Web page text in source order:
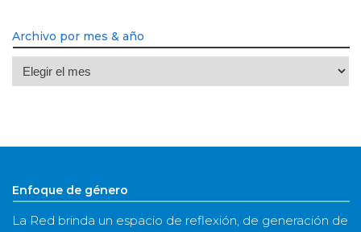
Archivo por mes & año
Archivo
por
año
Enfoque de género
La Red brinda un espacio de reflexión, de generación de